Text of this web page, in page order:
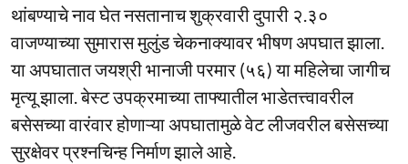
थांबण्याचे नाव घेत नसतानाच शुक्रवारी दुपारी २.३०
वाजण्याच्या सुमारास मुलुंड चेकनाक्यावर भीषण अपघात झाला.
या अपघातात जयश्री भानाजी परमार (५६) या महिलेचा जागीच
मृत्यू झाला. बेस्ट उपक्रमाच्या ताफ्यातील भाडेतत्त्वावरील
बसेसच्या वारंवार होणाऱ्या अपघातामुळे वेट लीजवरील बसेसच्या
सुरक्षेवर प्रश्नचिन्ह निर्माण झाले आहे.